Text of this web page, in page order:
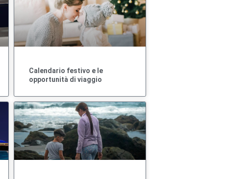
Calendario festivo e le
opportunità di viaggio